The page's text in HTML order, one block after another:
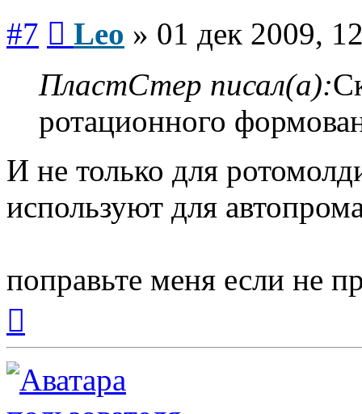
#7 Leo » 01 дек 2009,
ПластСтер писал(а):
ротационного
И не только для
используют для
поправьте меня если не
началу